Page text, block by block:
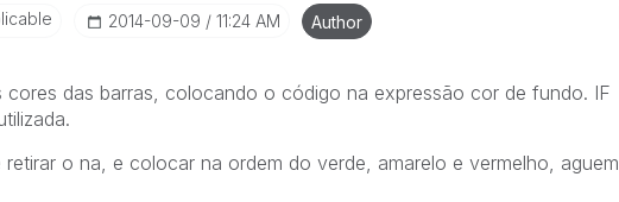
‎2014-09-09 11:24 AM Author
cores das barras, colocando o código na expressão cor de fundo. IF
o na, e colocar na ordem do verde, amarelo e vermelho, aguem